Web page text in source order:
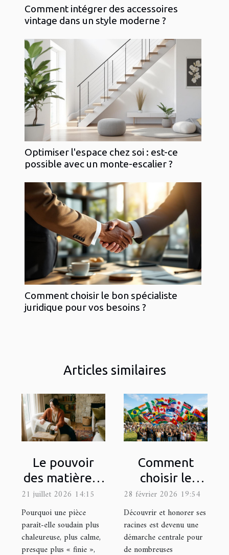
Comment intégrer des accessoires
vintage dans un style moderne ?
Optimiser l'espace chez soi : est-ce
possible avec un monte-escalier ?
Comment choisir le bon spécialiste
juridique pour vos besoins ?
Articles similaires
Le pouvoir
des matières :
comment les
textures
influencent
l’ambiance
21 juillet 2026 14:15
Pourquoi une pièce
paraît-elle soudain plus
chaleureuse, plus calme,
presque plus « finie »,
Comment
choisir le
drapeau
représentatif
de votre
héritage
28 février 2026 19:54
Découvrir et honorer ses
racines est devenu une
démarche centrale pour
de nombreuses